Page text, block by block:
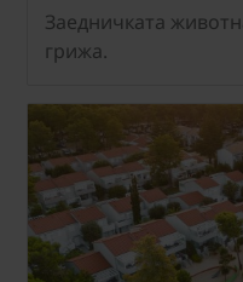
Заедничката
грижа.